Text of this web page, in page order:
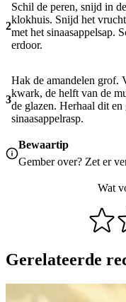
2
Schil de peren, snijd in
klokhuis. Snijd het
met het sinaasappelsap.
erdoor.
3
Hak de amandelen grof.
kwark, de helft van de
de glazen. Herhaal dit en
sinaasappelrasp.
Bewaartip
Gember over? Zet er
Wat
Gerelateerde